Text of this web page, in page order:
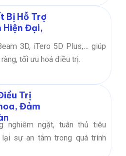
Bị Hỗ Trợ
Hiện Đại,
3D, iTero 5D Plus,… giúp
tối ưu hoá điều trị.
Trị
Đảm
nghiêm ngặt, tuân thủ tiêu
sự an tâm trong quá trình